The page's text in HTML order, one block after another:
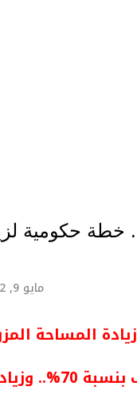
خطة حكومية
مايو 9, 2022
لـ70 ألف فدان بدلاً
212 ألف طن حتى 2030